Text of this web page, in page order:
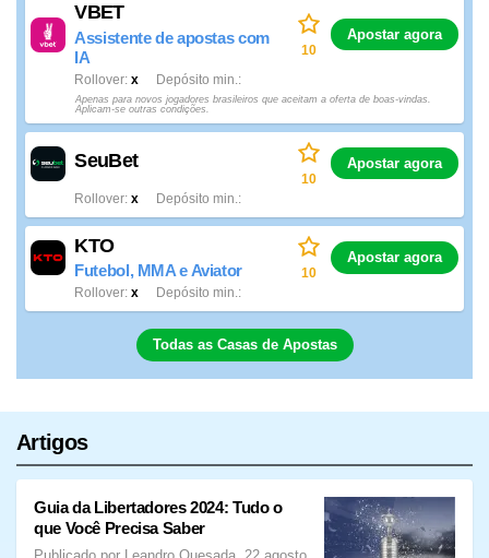
VBET
Assistente de apostas com
IA
x
Rollover Depósito min.
10
Apostar agora
Apenas para novos jogadores brasileiros que aceitam a oferta de boas-vindas.
Aplicam-se outras condições.
SeuBet
x
Rollover Depósito min.
10
Apostar agora
KTO
Futebol, MMA e Aviator
x
Rollover Depósito min.
10
Apostar agora
Todas as Casas de Apostas
Artigos
Guia da Libertadores 2024: Tudo o
que Você Precisa Saber